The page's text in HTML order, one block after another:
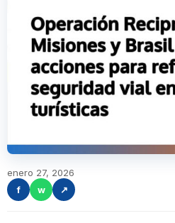
enero 27, 2026
f
w ↗